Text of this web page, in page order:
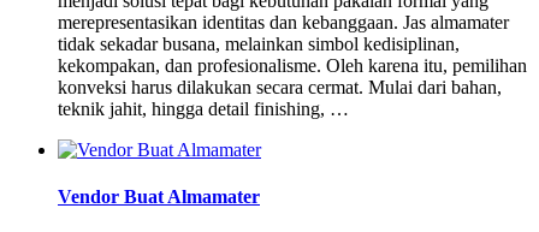
merepresentasikan identitas dan kebanggaan. Jas almamater
tidak sekadar busana, melainkan simbol kedisiplinan,
kekompakan, dan profesionalisme. Oleh karena itu, pemilihan
konveksi harus dilakukan secara cermat. Mulai dari bahan,
teknik jahit, hingga detail finishing, …
Vendor Buat Almamater